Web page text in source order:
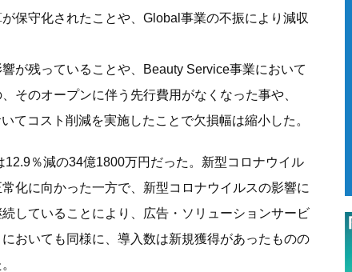
保守化されたことや、Global事業の不振により減収
が残っていることや、Beauty Service事業において
そのオープンに伴う先行費用がなくなった事や、
てコスト削減を実施したことで欠損幅は縮小した。
％減の34億1800万円だった。新型コロナウイル
化に向かった一方で、新型コロナウイルスの影響に
していることにより、広告・ソリューションサービ
おいても同様に、導入数は新規獲得があったものの